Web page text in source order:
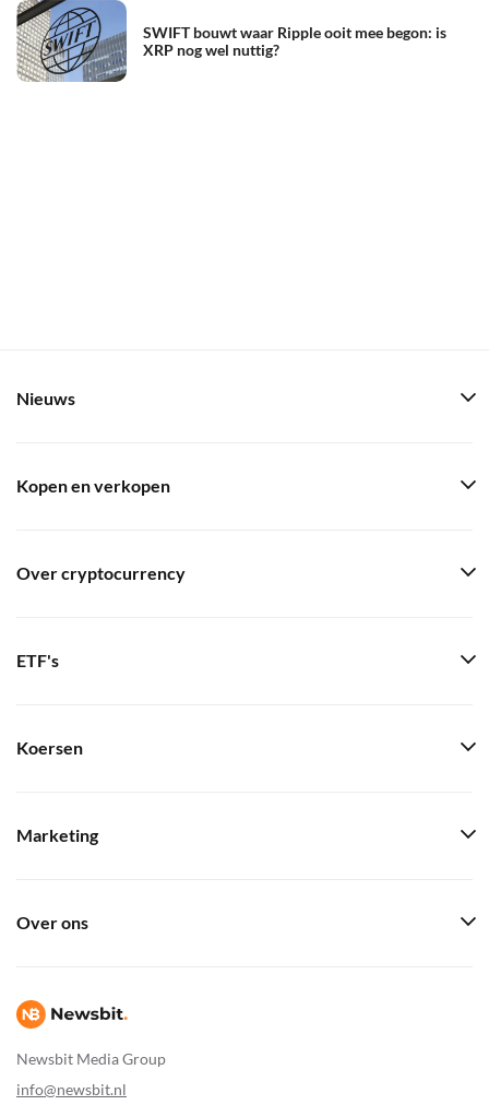
SWIFT bouwt waar Ripple ooit mee begon: is
XRP nog wel nuttig?
Newsbit Media Group
info@newsbit.nl
Nieuws
Kopen en verkopen
Over cryptocurrency
ETF's
Koersen
Marketing
Over ons